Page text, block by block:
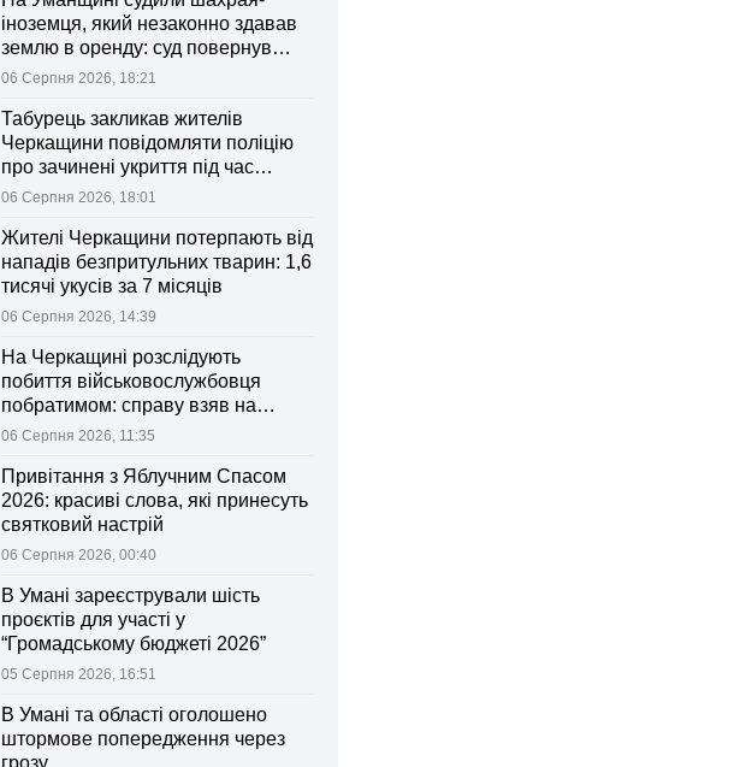
іноземця, який незаконно здавав
землю в оренду: суд повернув
ділянки громаді
06 Серпня 2026, 18:21
Табурець закликав жителів
Черкащини повідомляти поліцію
про зачинені укриття під час
тривоги
06 Серпня 2026, 18:01
Жителі Черкащини потерпають від
нападів безпритульних тварин: 1,6
тисячі укусів за 7 місяців
06 Серпня 2026, 14:39
На Черкащині розслідують
побиття військовослужбовця
побратимом: справу взяв на
контроль Лубінець
06 Серпня 2026, 11:35
Привітання з Яблучним Спасом
2026: красиві слова, які принесуть
святковий настрій
06 Серпня 2026, 00:40
В Умані зареєстрували шість
проєктів для участі у
“Громадському бюджеті 2026”
05 Серпня 2026, 16:51
В Умані та області оголошено
штормове попередження через
грозу